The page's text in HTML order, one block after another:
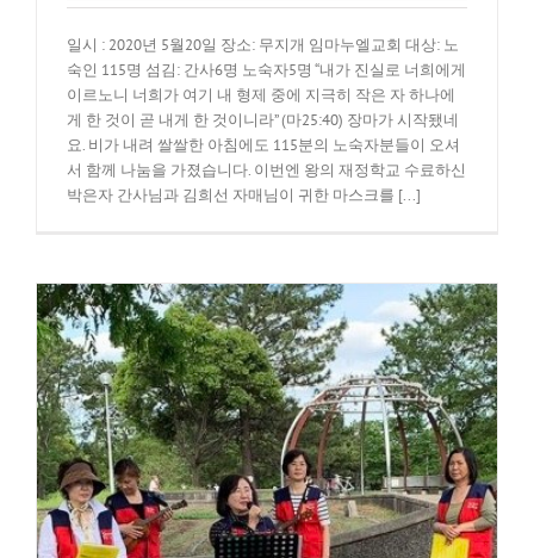
일시 : 2020년 5월20일 장소: 무지개 임마누엘교회 대상: 노
숙인 115명 섬김: 간사6명 노숙자5명 “내가 진실로 너희에게
이르노니 너희가 여기 내 형제 중에 지극히 작은 자 하나에
게 한 것이 곧 내게 한 것이니라” (마25:40) 장마가 시작됐네
요. 비가 내려 쌀쌀한 아침에도 115분의 노숙자분들이 오셔
서 함께 나눔을 가졌습니다. 이번엔 왕의 재정학교 수료하신
박은자 간사님과 김희선 자매님이 귀한 마스크를 [...]